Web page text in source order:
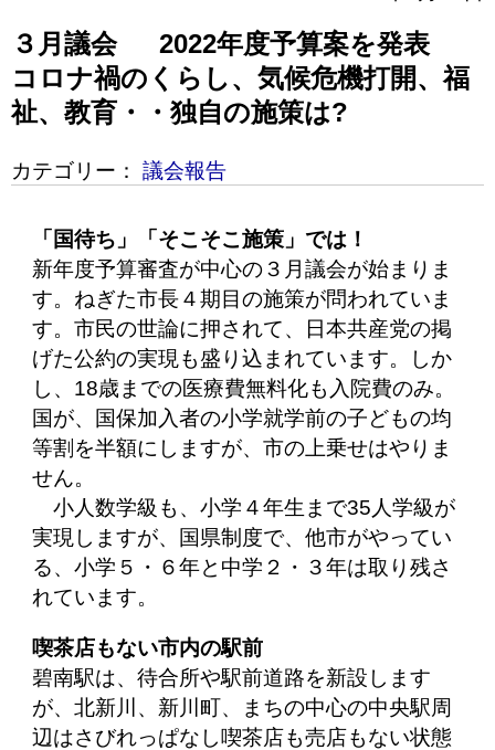
３月議会 2022年度予算案を発表
コロナ禍のくらし、気候危機打開、福
祉、教育・・独自の施策は?
カテゴリー： 議会報告
「国待ち」「そこそこ施策」では！
新年度予算審査が中心の３月議会が始まりま
す。ねぎた市長４期目の施策が問われていま
す。市民の世論に押されて、日本共産党の掲
げた公約の実現も盛り込まれています。しか
し、18歳までの医療費無料化も入院費のみ。
国が、国保加入者の小学就学前の子どもの均
等割を半額にしますが、市の上乗せはやりま
せん。
小人数学級も、小学４年生まで35人学級が
実現しますが、国県制度で、他市がやってい
る、小学５・６年と中学２・３年は取り残さ
れています。
喫茶店もない市内の駅前
碧南駅は、待合所や駅前道路を新設します
が、北新川、新川町、まちの中心の中央駅周
辺はさびれっぱなし喫茶店も売店もない状態